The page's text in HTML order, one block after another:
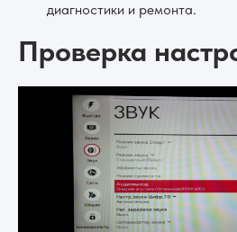
диагностики и ремонта.
Проверка